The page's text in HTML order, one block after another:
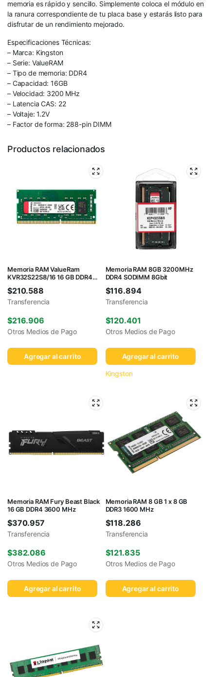
memoria es rápido y sencillo. Simplemente coloca el módulo en
la ranura correspondiente de tu placa base y estarás listo para
disfrutar de un rendimiento mejorado.
Especificaciones Técnicas:
– Marca: Kingston
– Serie: ValueRAM
– Tipo de memoria: DDR4
– Capacidad: 16GB
– Velocidad: 3200 MHz
– Latencia CAS: 22
– Voltaje: 1.2V
– Factor de forma: 288-pin DIMM
Productos relacionados
Memoria RAM ValueRam
KVR32S22S8/16 16 GB DDR4
$210.588
Transferencia
$216.906
Otros Medios de Pago
Agregar al carrito
Memoria RAM 8GB 3200MHz
DDR4 SODIMM 8Gbit
$116.894
Transferencia
$120.401
Otros Medios de Pago
Agregar al carrito
Kingston
Memoria RAM Fury Beast Black
16 GB DDR4 3600 MHz
$370.957
Transferencia
$382.086
Otros Medios de Pago
Agregar al carrito
Memoria RAM 8 GB 1 x 8 GB
DDR3 1600 MHz
$118.286
Transferencia
$121.835
Otros Medios de Pago
Agregar al carrito